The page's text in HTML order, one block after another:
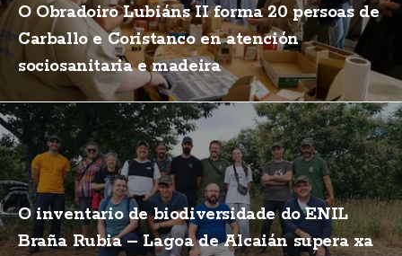
O Obradoiro Lubiáns II forma 20 persoas de
Carballo e Coristanco en atención
sociosanitaria e madeira
O inventario de biodiversidade do ENIL
Braña Rubia – Lagoa de Alcaián supera xa